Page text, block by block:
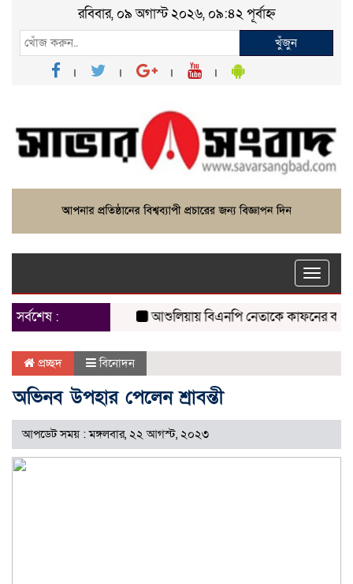
রবিবার, ০৯ অগাস্ট ২০২৬, ০৯:৪২ পূর্বাহ্ন
খুঁজুন
Toggle
সর্বশেষ :
আশুলিয়ায় বিএনপি নেতাকে কাফনের কাপড়
প্রচ্ছদ বিনোদন
অভিনব উপহার পেলেন শ্রাবন্তী
আপডেট সময় : মঙ্গলবার, ২২ আগস্ট, ২০২৩